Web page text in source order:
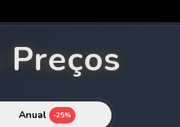
Anual -25%